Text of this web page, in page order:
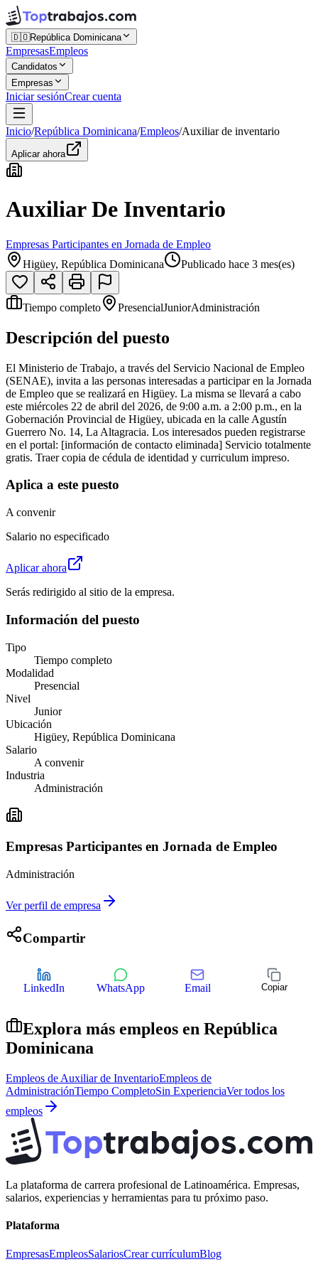
🇩🇴República Dominicana
EmpresasEmpleos
Candidatos
Empresas
Iniciar sesiónCrear cuenta
Inicio/República Dominicana/Empleos/Auxiliar de inventario
Aplicar ahora
Auxiliar De Inventario
Empresas Participantes en Jornada de Empleo
Higüey, República Dominicana
Publicado hace 3 mes(es)
Tiempo completo PresencialJuniorAdministración
Descripción del puesto
El Ministerio de Trabajo, a través del Servicio Nacional de Empleo
(SENAE), invita a las personas interesadas a participar en la Jornada
de Empleo que se realizará en Higüey. La misma se llevará a cabo
este miércoles 22 de abril del 2026, de 9:00 a.m. a 2:00 p.m., en la
Gobernación Provincial de Higüey, ubicada en la calle Agustín
Guerrero No. 14, La Altagracia. Los interesados pueden registrarse
en el portal: [información de contacto eliminada] Servicio totalmente
gratis. Traer copia de cédula de identidad y curriculum impreso.
Aplica a este puesto
A convenir
Salario no especificado
Aplicar ahora
Serás redirigido al sitio de la empresa.
Información del puesto
Tipo
Tiempo completo
Modalidad
Presencial
Nivel
Junior
Ubicación
Higüey, República Dominicana
Salario
A convenir
Industria
Administración
Empresas Participantes en Jornada de Empleo
Administración
Ver perfil de empresa
Compartir
LinkedIn WhatsApp Email Copiar
Explora más empleos en República
Dominicana
Empleos de Auxiliar de InventarioEmpleos de
AdministraciónTiempo CompletoSin ExperienciaVer todos los
empleos
La plataforma de carrera profesional de Latinoamérica. Empresas,
salarios, experiencias y herramientas para tu próximo paso.
Plataforma
EmpresasEmpleosSalariosCrear currículumBlog